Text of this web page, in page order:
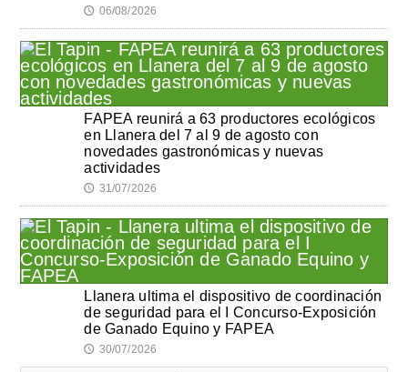
🕔 06/08/2026
FAPEA reunirá a 63 productores ecológicos
en Llanera del 7 al 9 de agosto con
novedades gastronómicas y nuevas
actividades
🕔 31/07/2026
Llanera ultima el dispositivo de coordinación
de seguridad para el I Concurso-Exposición
de Ganado Equino y FAPEA
🕔 30/07/2026